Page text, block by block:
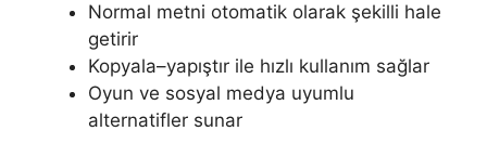
Normal metni otomatik olarak şekilli hale
getirir
Kopyala–yapıştır ile hızlı kullanım sağlar
Oyun ve sosyal medya uyumlu
alternatifler sunar